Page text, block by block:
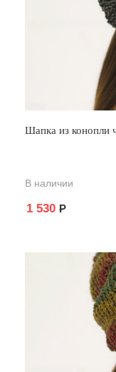
Шапка из конопли
В наличии
1 530 Р